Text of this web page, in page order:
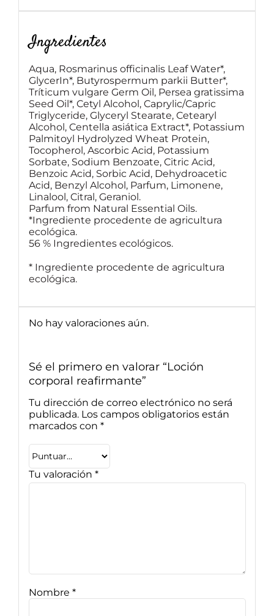
Ingredientes
Aqua, Rosmarinus officinalis Leaf Water*,
GlycerIn*, Butyrospermum parkii Butter*,
Tríticum vulgare Germ Oil, Persea gratissima
Seed Oil*, Cetyl Alcohol, Caprylic/Capric
Triglyceride, Glyceryl Stearate, Cetearyl
Alcohol, Centella asiática Extract*, Potassium
Palmitoyl Hydrolyzed Wheat Protein,
Tocopherol, Ascorbic Acid, Potassium
Sorbate, Sodium Benzoate, Citric Acid,
Benzoic Acid, Sorbic Acid, Dehydroacetic
Acid, Benzyl Alcohol, Parfum, Limonene,
Linalool, Citral, Geraniol.
Parfum from Natural Essential Oils.
*Ingrediente procedente de agricultura
ecológica.
56 % Ingredientes ecológicos.
* Ingrediente procedente de agricultura
ecológica.
No hay valoraciones aún.
Sé el primero en valorar “Loción
corporal reafirmante”
Tu dirección de correo electrónico no será
publicada. Los campos obligatorios están
marcados con *
Tu valoración *
Nombre *